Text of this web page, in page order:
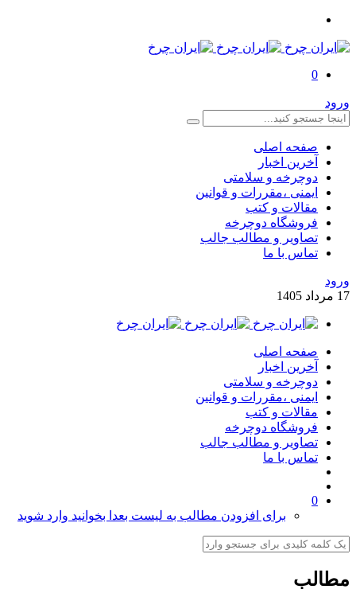
0
ورود
صفحه اصلی
آخرین اخبار
دوچرخه و سلامتی
ایمنی ،مقررات و قوانین
مقالات و کتب
فروشگاه دوچرخه
تصاویر و مطالب جالب
تماس با ما
ورود
17 مرداد 1405
صفحه اصلی
آخرین اخبار
دوچرخه و سلامتی
ایمنی ،مقررات و قوانین
مقالات و کتب
فروشگاه دوچرخه
تصاویر و مطالب جالب
تماس با ما
0
برای افزودن مطالب به لیست بعدا بخوانید وارد شوید
مطالب